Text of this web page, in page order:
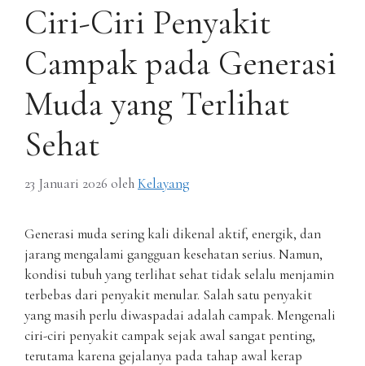
Ciri-Ciri Penyakit
Campak pada Generasi
Muda yang Terlihat
Sehat
23 Januari 2026 olehKelayang
Generasi muda sering kali dikenal aktif, energik, dan
jarang mengalami gangguan kesehatan serius. Namun,
kondisi tubuh yang terlihat sehat tidak selalu menjamin
terbebas dari penyakit menular. Salah satu penyakit
yang masih perlu diwaspadai adalah campak. Mengenali
ciri-ciri penyakit campak sejak awal sangat penting,
terutama karena gejalanya pada tahap awal kerap